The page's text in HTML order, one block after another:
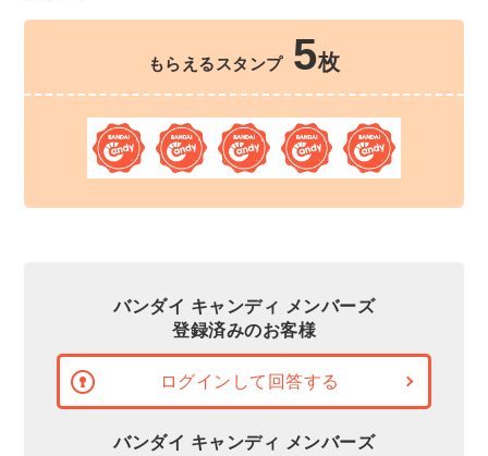
もらえるスタンプ 5枚
バンダイ キャンディ メンバーズ
登録済みのお客様
ログインして回答する
バンダイ キャンディ メンバーズ